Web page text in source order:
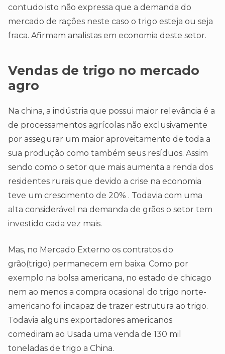
contudo isto não expressa que a demanda do
mercado de rações neste caso o trigo esteja ou seja
fraca. Afirmam analistas em economia deste setor.
Vendas de trigo no mercado
agro
Na china, a indústria que possui maior relevância é a
de processamentos agrícolas não exclusivamente
por assegurar um maior aproveitamento de toda a
sua produção como também seus resíduos. Assim
sendo como o setor que mais aumenta a renda dos
residentes rurais que devido a crise na economia
teve um crescimento de 20% . Todavia com uma
alta considerável na demanda de grãos o setor tem
investido cada vez mais.
Mas, no Mercado Externo os contratos do
grão(trigo) permanecem em baixa. Como por
exemplo na bolsa americana, no estado de chicago
nem ao menos a compra ocasional do trigo norte-
americano foi incapaz de trazer estrutura ao trigo.
Todavia alguns exportadores americanos
comediram ao Usada uma venda de 130 mil
toneladas de trigo a China.